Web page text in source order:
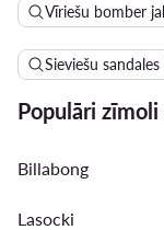
Vīriešu bomber
Sieviešu
Populāri
Billabong
Lasocki